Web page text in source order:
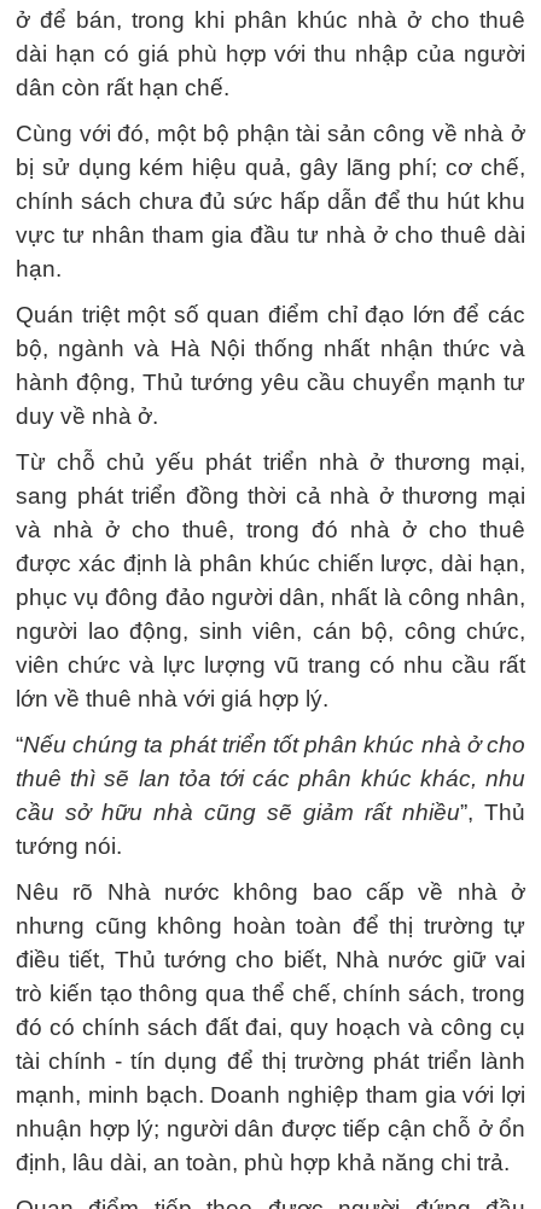
ở để bán, trong khi phân khúc nhà ở cho thuê
dài hạn có giá phù hợp với thu nhập của người
dân còn rất hạn chế.
Cùng với đó, một bộ phận tài sản công về nhà ở
bị sử dụng kém hiệu quả, gây lãng phí; cơ chế,
chính sách chưa đủ sức hấp dẫn để thu hút khu
vực tư nhân tham gia đầu tư nhà ở cho thuê dài
hạn.
Quán triệt một số quan điểm chỉ đạo lớn để các
bộ, ngành và Hà Nội thống nhất nhận thức và
hành động, Thủ tướng yêu cầu chuyển mạnh tư
duy về nhà ở.
Từ chỗ chủ yếu phát triển nhà ở thương mại,
sang phát triển đồng thời cả nhà ở thương mại
và nhà ở cho thuê, trong đó nhà ở cho thuê
được xác định là phân khúc chiến lược, dài hạn,
phục vụ đông đảo người dân, nhất là công nhân,
người lao động, sinh viên, cán bộ, công chức,
viên chức và lực lượng vũ trang có nhu cầu rất
lớn về thuê nhà với giá hợp lý.
“Nếu chúng ta phát triển tốt phân khúc nhà ở cho
thuê thì sẽ lan tỏa tới các phân khúc khác, nhu
cầu sở hữu nhà cũng sẽ giảm rất nhiều”, Thủ
tướng nói.
Nêu rõ Nhà nước không bao cấp về nhà ở
nhưng cũng không hoàn toàn để thị trường tự
điều tiết, Thủ tướng cho biết, Nhà nước giữ vai
trò kiến tạo thông qua thể chế, chính sách, trong
đó có chính sách đất đai, quy hoạch và công cụ
tài chính - tín dụng để thị trường phát triển lành
mạnh, minh bạch. Doanh nghiệp tham gia với lợi
nhuận hợp lý; người dân được tiếp cận chỗ ở ổn
định, lâu dài, an toàn, phù hợp khả năng chi trả.